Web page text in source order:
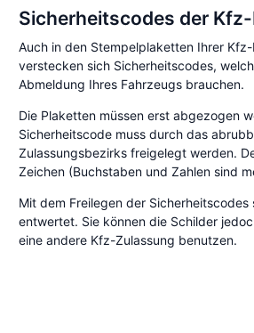
Sicherheitscodes der
Auch in den Stempelplaketten Ihrer
verstecken sich Sicherheitscodes,
Abmeldung Ihres Fahrzeugs brauchen.
Die Plaketten müssen erst abgezogen
Sicherheitscode muss durch das
Zulassungsbezirks freigelegt werden.
Zeichen (Buchstaben und Zahlen sind
Mit dem Freilegen der Sicherheitscodes
entwertet. Sie können die Schilder
eine andere Kfz-Zulassung benutzen.